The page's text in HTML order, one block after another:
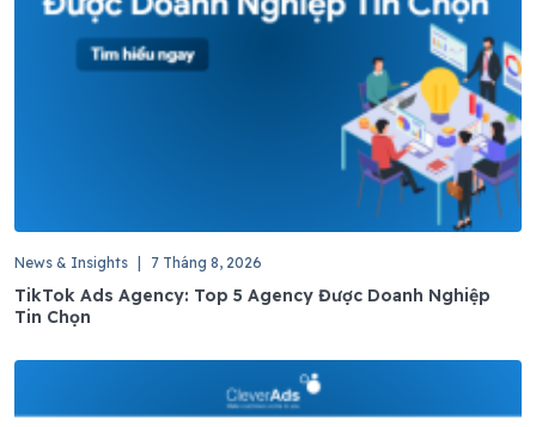
News & Insights 7 Tháng 8, 2026
TikTok Ads Agency: Top 5 Agency Được Doanh Nghiệp
Tin Chọn